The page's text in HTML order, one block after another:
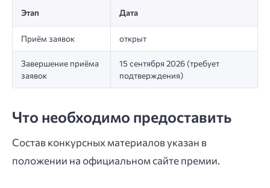
Этап Дата
Приём заявок открыт
Завершение приёма
заявок
15 сентября 2026 (требует
подтверждения)
Что необходимо предоставить
Состав конкурсных материалов указан в
положении на официальном сайте премии.